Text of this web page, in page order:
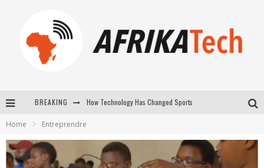
BREAKING How Technology Has Changed Sports
Home Entreprendre